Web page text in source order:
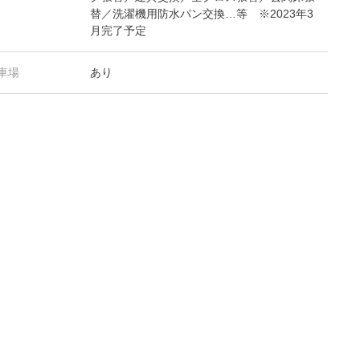
替／洗濯機用防水パン交換…等 ※2023年3
月完了予定
場 あり